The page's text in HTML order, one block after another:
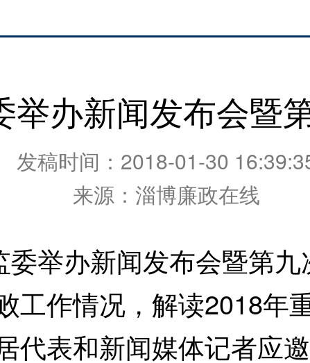
举办新闻发布会暨
发稿时间：2018-01-30
来源：淄博廉政在线
举办新闻发布会暨第九
工作情况，解读2018年
代表和新闻媒体记者应